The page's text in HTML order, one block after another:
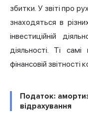
збитки. У звіті про
знаходяться в
інвестиційній
діяльності. Ті
фінансовій звітності
Податок:
відрахування